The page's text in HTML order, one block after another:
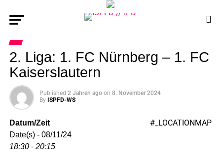
2. Liga: 1. FC Nürnberg – 1. FC
Kaiserslautern
Published 2 Jahren ago on 8. November 2024
By ISPFD-WS
#_LOCATIONMAP
Datum/Zeit
Date(s) - 08/11/24
18:30 - 20:15